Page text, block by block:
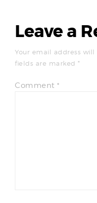
Leave a
Your email address
fields are marked *
Comment *